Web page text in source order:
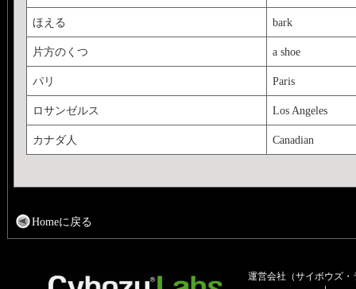
ほえる bark
片方のくつ a shoe
パリ Paris
ロサンゼルス Los Angeles
カナダ人 Canadian
Homeに戻る
運営会社（サイボウズ・